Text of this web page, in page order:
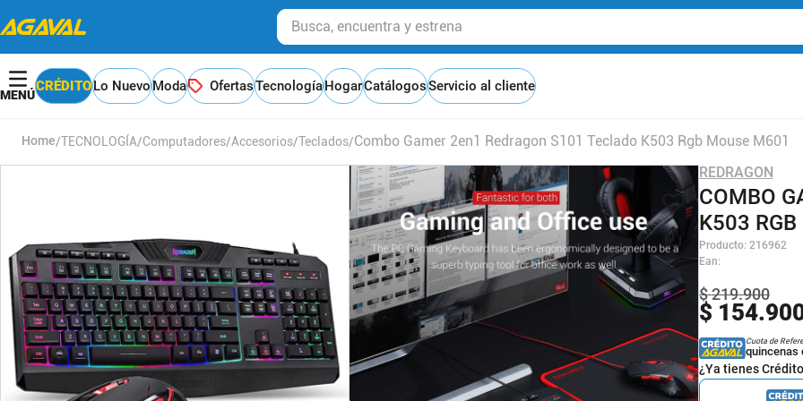
Busca, encuentra y estrena
CRÉDITOLo NuevoModa OfertasTecnologíaHogarCatálogosServicio al cliente
TECNOLOGÍA Computadores Accesorios Teclados Combo Gamer 2en1 Redragon S101 Teclado K503 Rgb Mouse M601
REDRAGON
COMBO
K503
Producto: 216962
Ean:
$ 154.
$219.900
Cuota de
quincenas
¿Ya tienes